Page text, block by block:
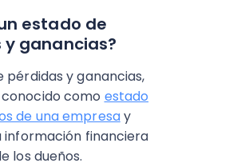
estado de
ganancias?
pérdidas y ganancias,
como estado
de una empresay
información financiera
los dueños.